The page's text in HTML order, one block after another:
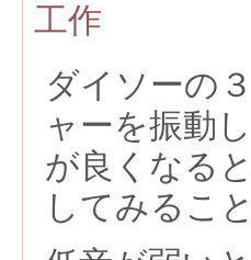
工作
ダイソーの
ャーを振動
が良くなる
してみるこ